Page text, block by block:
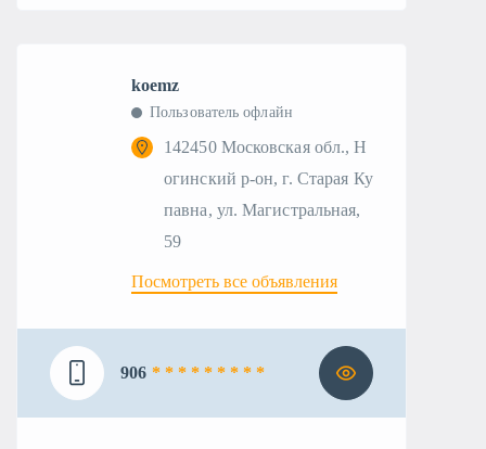
koemz
Пользователь офлайн
142450 Московская обл., Н
огинский р-он, г. Старая Ку
павна, ул. Магистральная,
59
Посмотреть все объявления
906 * * * * * * * * *